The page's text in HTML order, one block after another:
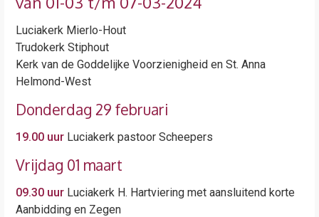
Luciakerk Mierlo-Hout
Trudokerk Stiphout
Kerk van de Goddelijke Voorzienigheid en St. Anna
Helmond-West
Donderdag 29 februari
19.00 uurLuciakerk pastoor Scheepers
Vrijdag 01 maart
09.30 uurLuciakerk H. Hartviering met aansluitend korte
Aanbidding en Zegen